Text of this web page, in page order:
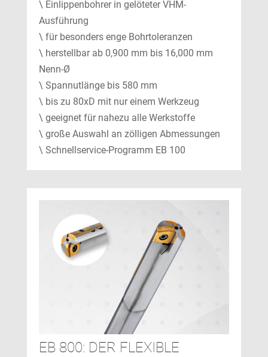
\ Einlippenbohrer in gelöteter VHM-
Ausführung
\ für besonders enge Bohrtoleranzen
\ herstellbar ab 0,900 mm bis 16,000 mm
Nenn-Ø
\ Spannutlänge bis 580 mm
\ bis zu 80xD mit nur einem Werkzeug
\ geeignet für nahezu alle Werkstoffe
\ große Auswahl an zölligen Abmessungen
\ Schnellservice-Programm EB 100
EB 800: DER FLEXIBLE